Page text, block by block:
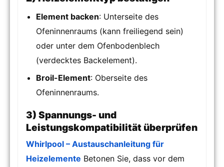
Element backen: Unterseite des
Ofeninnenraums (kann freiliegend sein)
oder unter dem Ofenbodenblech
(verdecktes Backelement).
Broil-Element: Oberseite des
Ofeninnenraums.
3) Spannungs- und
Leistungskompatibilität überprüfen
Whirlpool – Austauschanleitung für
Heizelemente Betonen Sie, dass vor dem